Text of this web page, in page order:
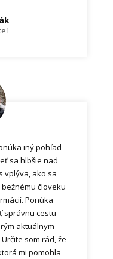
iný pohľad
sa hlbšie nad
vplýva, ako sa
človeku
Ponúka
správnu cestu
aktuálnym
som rád, že
mi pomohla